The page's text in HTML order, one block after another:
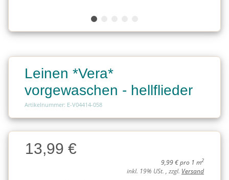
Leinen *Vera*
vorgewaschen - hellflieder
Artikelnummer: E-V04414-058
Charge
Charge13,99 €
9,99 € pro 1 m2
inkl. 19% USt. , zzgl. Versand